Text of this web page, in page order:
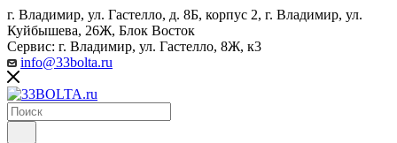
г. Владимир, ул. Гастелло, д. 8Б, корпус 2, г. Владимир, ул. ​
Куйбышева, 26Ж, Блок Восток
Сервис: г. Владимир, ул. Гастелло, 8Ж, к3
info@33bolta.ru